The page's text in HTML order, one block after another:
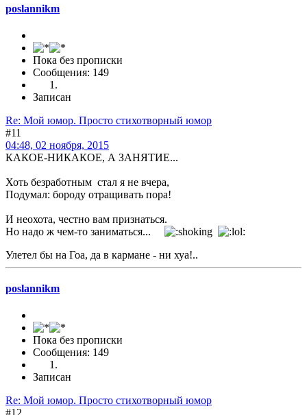
poslannikm
Пока без прописки
Сообщения: 149
Записан
Re: Мой юмор. Просто стихотворный юмор
#11
04:48, 02 ноября, 2015
КАКОЕ-НИКАКОЕ, А ЗАНЯТИЕ...
Хоть безработным стал я не вчера,
Подумал: бороду отращивать пора!
И неохота, честно вам признаться.
Но надо ж чем-то заниматься...
Улетел бы на Гоа, да в кармане - ни хуа!..
poslannikm
Пока без прописки
Сообщения: 149
Записан
Re: Мой юмор. Просто стихотворный юмор